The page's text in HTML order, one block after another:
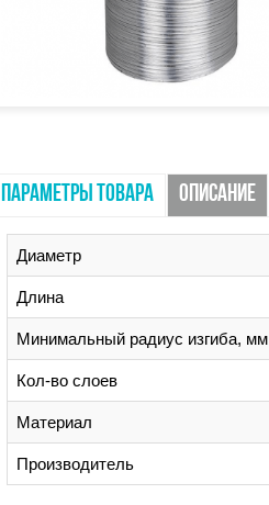
ПАРАМЕТРЫ ТОВАРА ОПИСАНИЕ
Диаметр
Длина
Минимальный радиус изгиба, мм
Кол-во слоев
Материал
Производитель